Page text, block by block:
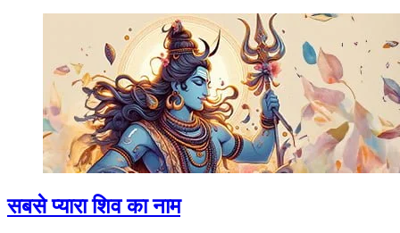
सबसे प्यारा शिव का नाम